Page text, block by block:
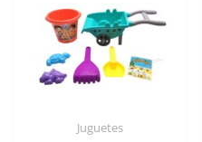
Juguetes